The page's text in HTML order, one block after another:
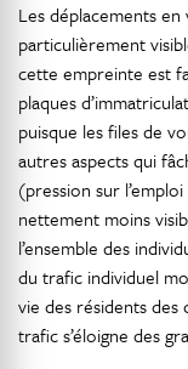
Les déplacements
particulièrement
cette empreinte est
plaques
puisque les files de
autres aspects qui
(pression sur
nettement moins
l’ensemble des
du trafic individuel
vie des résidents
trafic s’éloigne des